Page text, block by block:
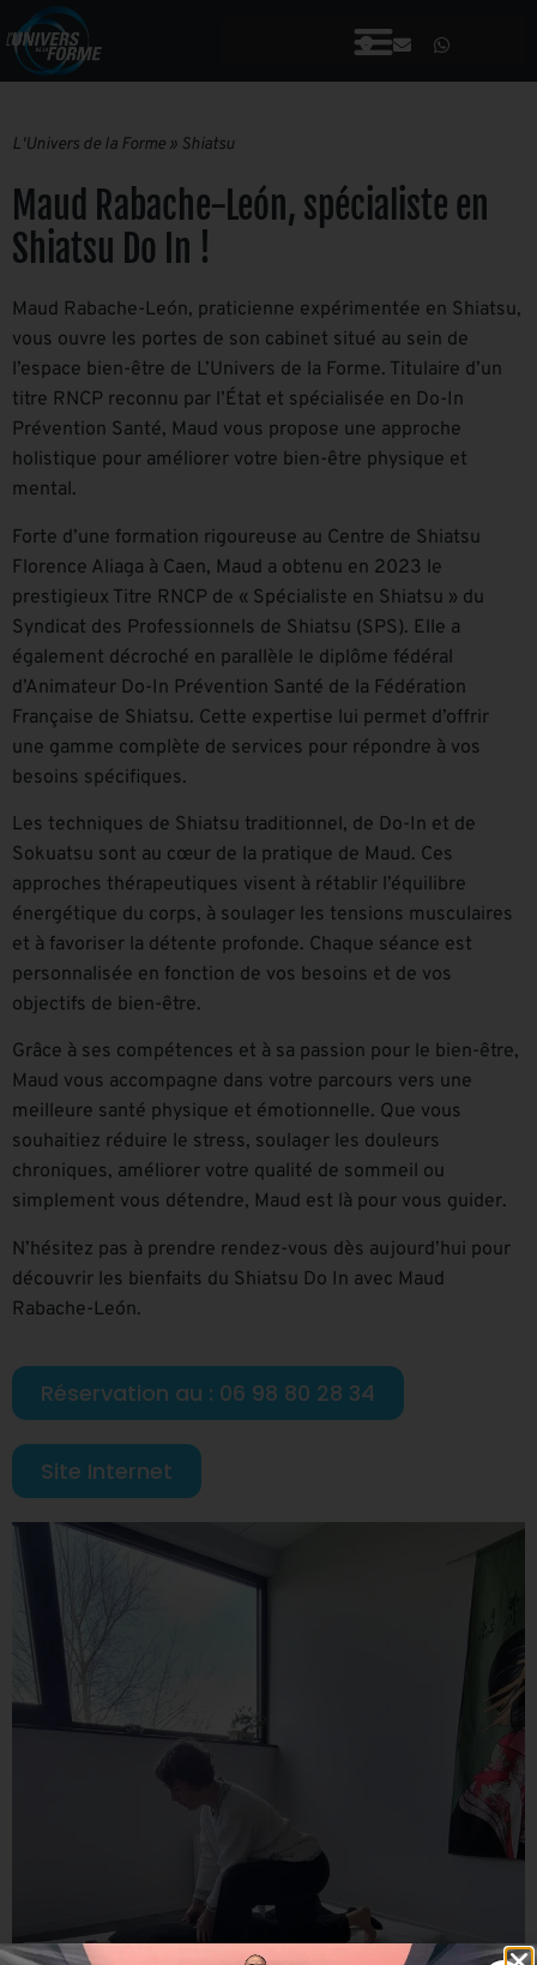
L'Univers de la Forme » Shiatsu
Maud Rabache-León, spécialiste en
Shiatsu Do In !
Maud Rabache-León, praticienne expérimentée en Shiatsu,
vous ouvre les portes de son cabinet situé au sein de
l’espace bien-être de L’Univers de la Forme. Titulaire d’un
titre RNCP reconnu par l’État et spécialisée en Do-In
Prévention Santé, Maud vous propose une approche
holistique pour améliorer votre bien-être physique et
mental.
Forte d’une formation rigoureuse au Centre de Shiatsu
Florence Aliaga à Caen, Maud a obtenu en 2023 le
prestigieux Titre RNCP de « Spécialiste en Shiatsu » du
Syndicat des Professionnels de Shiatsu (SPS). Elle a
également décroché en parallèle le diplôme fédéral
d’Animateur Do-In Prévention Santé de la Fédération
Française de Shiatsu. Cette expertise lui permet d’offrir
une gamme complète de services pour répondre à vos
besoins spécifiques.
Les techniques de Shiatsu traditionnel, de Do-In et de
Sokuatsu sont au cœur de la pratique de Maud. Ces
approches thérapeutiques visent à rétablir l’équilibre
énergétique du corps, à soulager les tensions musculaires
et à favoriser la détente profonde. Chaque séance est
personnalisée en fonction de vos besoins et de vos
objectifs de bien-être.
Grâce à ses compétences et à sa passion pour le bien-être,
Maud vous accompagne dans votre parcours vers une
meilleure santé physique et émotionnelle. Que vous
souhaitiez réduire le stress, soulager les douleurs
chroniques, améliorer votre qualité de sommeil ou
simplement vous détendre, Maud est là pour vous guider.
N’hésitez pas à prendre rendez-vous dès aujourd’hui pour
découvrir les bienfaits du Shiatsu Do In avec Maud
Rabache-León.
Réservation au : 06 98 80 28 34
Site Internet